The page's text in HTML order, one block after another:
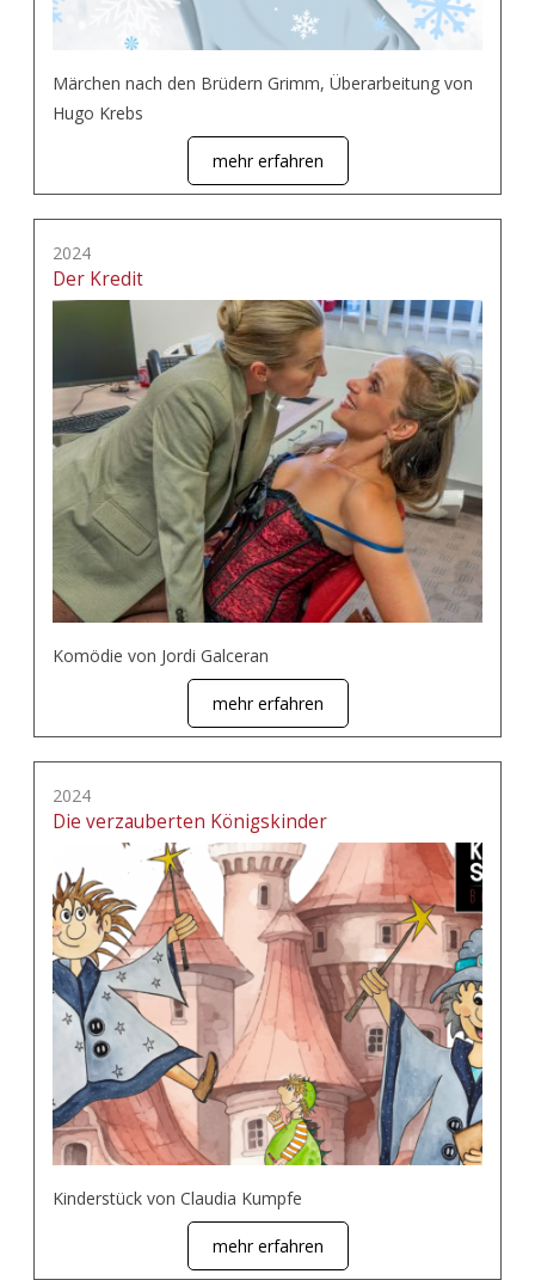
Märchen nach den Brüdern Grimm, Überarbeitung von
Hugo Krebs
mehr erfahren
2024
Der Kredit
Komödie von Jordi Galceran
mehr erfahren
2024
Die verzauberten Königskinder
Kinderstück von Claudia Kumpfe
mehr erfahren